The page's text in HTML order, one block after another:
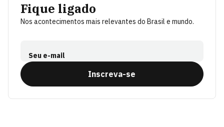
Fique ligado
Nos acontecimentos mais relevantes do Brasil e mundo.
Seu e-mail
Inscreva-se